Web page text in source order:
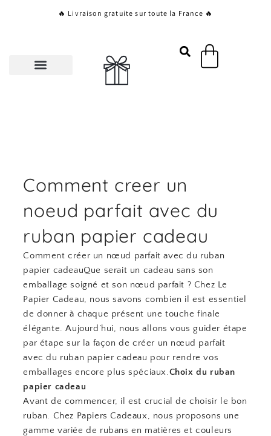
🔥 Livraison gratuite sur toute la France 🔥
Panier
Comment creer un
noeud parfait avec du
ruban papier cadeau
Comment créer un nœud parfait avec du ruban
papier cadeauQue serait un cadeau sans son
emballage soigné et son nœud parfait ? Chez Le
Papier Cadeau, nous savons combien il est essentiel
de donner à chaque présent une touche finale
élégante. Aujourd’hui, nous allons vous guider étape
par étape sur la façon de créer un nœud parfait
avec du ruban papier cadeau pour rendre vos
emballages encore plus spéciaux.Choix du ruban
papier cadeau
Avant de commencer, il est crucial de choisir le bon
ruban. Chez Papiers Cadeaux, nous proposons une
gamme variée de rubans en matières et couleurs